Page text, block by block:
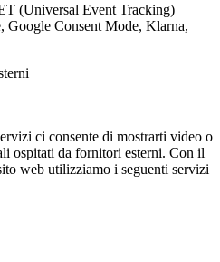
(Universal Event Tracking)
Google Consent Mode, Klarna,
ci consente di mostrarti video o
ospitati da fornitori esterni. Con il
web utilizziamo i seguenti servizi